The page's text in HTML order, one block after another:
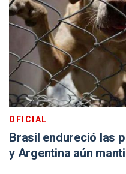
OFICIAL
Brasil endureció las
y Argentina aún